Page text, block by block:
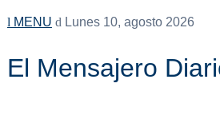
MENU Lunes 10, agosto 2026
El Mensajero